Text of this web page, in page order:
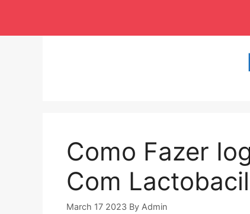
isi
Como Fazer
Com
March 17 2023 By Admin